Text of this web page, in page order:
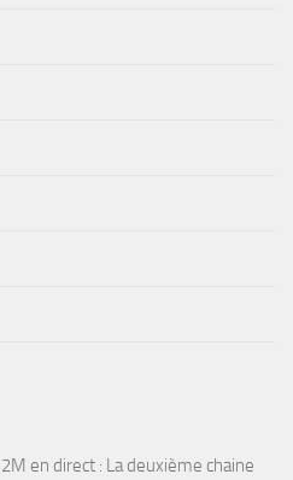
en direct : La deuxième chaine